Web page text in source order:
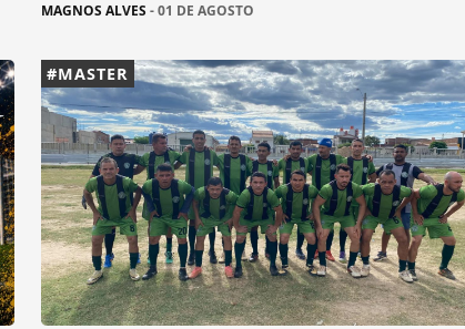
MAGNOS ALVES - 01 DE AGOSTO
#MASTER